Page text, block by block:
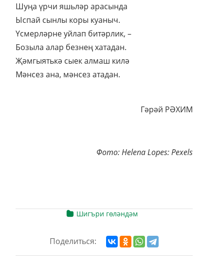
Шуңа үрчи яшьләр арасында
Ыспай сынлы коры куаныч.
Үсмерләрне уйлап битәрлик, –
Бозыла алар безнең хатадан.
Җәмгыятькә сыек алмаш килә
Мәнсез ана, мәнсез атадан.
Гәрәй РӘХИМ
Фото: Helena Lopes: Pexels
Шигъри гөләндәм
Поделиться: